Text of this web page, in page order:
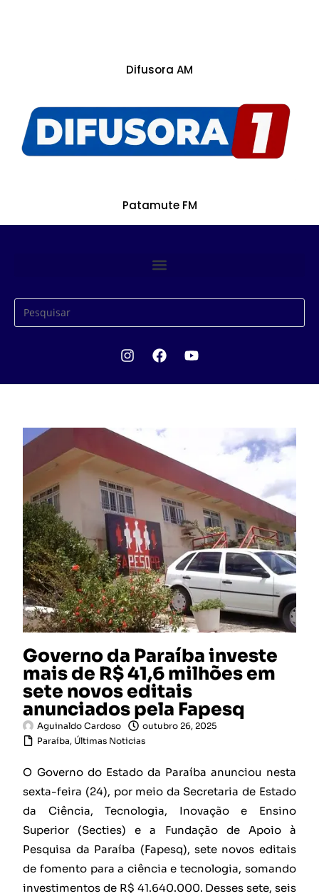
Difusora AM
Patamute FM
Governo da Paraíba investe
mais de R$ 41,6 milhões em
sete novos editais
anunciados pela Fapesq
Aguinaldo Cardoso
outubro 26, 2025
Paraíba, Últimas Noticias
O Governo do Estado da Paraíba anunciou nesta
sexta-feira (24), por meio da Secretaria de Estado
da Ciência, Tecnologia, Inovação e Ensino
Superior (Secties) e a Fundação de Apoio à
Pesquisa da Paraíba (Fapesq), sete novos editais
de fomento para a ciência e tecnologia, somando
investimentos de R$ 41.640.000. Desses sete, seis